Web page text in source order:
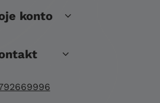
konto